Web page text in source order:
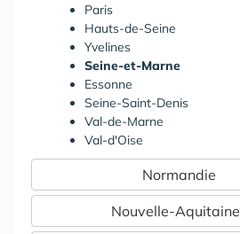
Paris
Hauts-de-Seine
Yvelines
Seine-et-Marne
Essonne
Seine-Saint-Denis
Val-de-Marne
Val-d'Oise
Normandie
Nouvelle-Aquitaine